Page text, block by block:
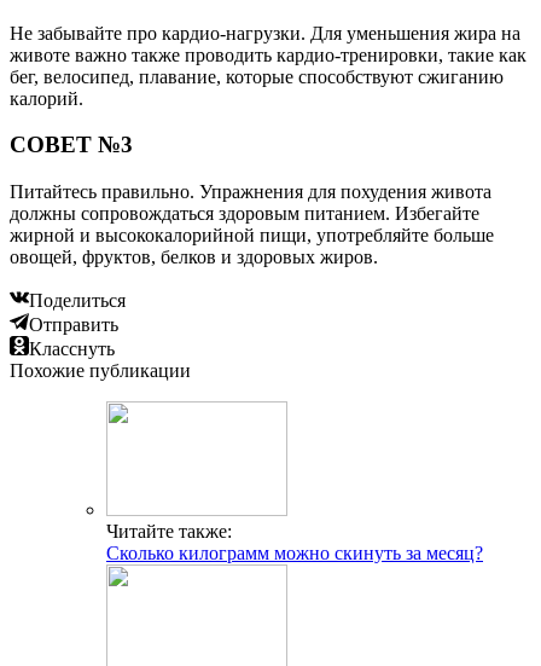
Не забывайте про кардио-нагрузки. Для уменьшения жира на
животе важно также проводить кардио-тренировки, такие как
бег, велосипед, плавание, которые способствуют сжиганию
калорий.
СОВЕТ №3
Питайтесь правильно. Упражнения для похудения живота
должны сопровождаться здоровым питанием. Избегайте
жирной и высококалорийной пищи, употребляйте больше
овощей, фруктов, белков и здоровых жиров.
Поделиться
Отправить
Класснуть
Похожие публикации
Читайте также:
Сколько килограмм можно скинуть за месяц?